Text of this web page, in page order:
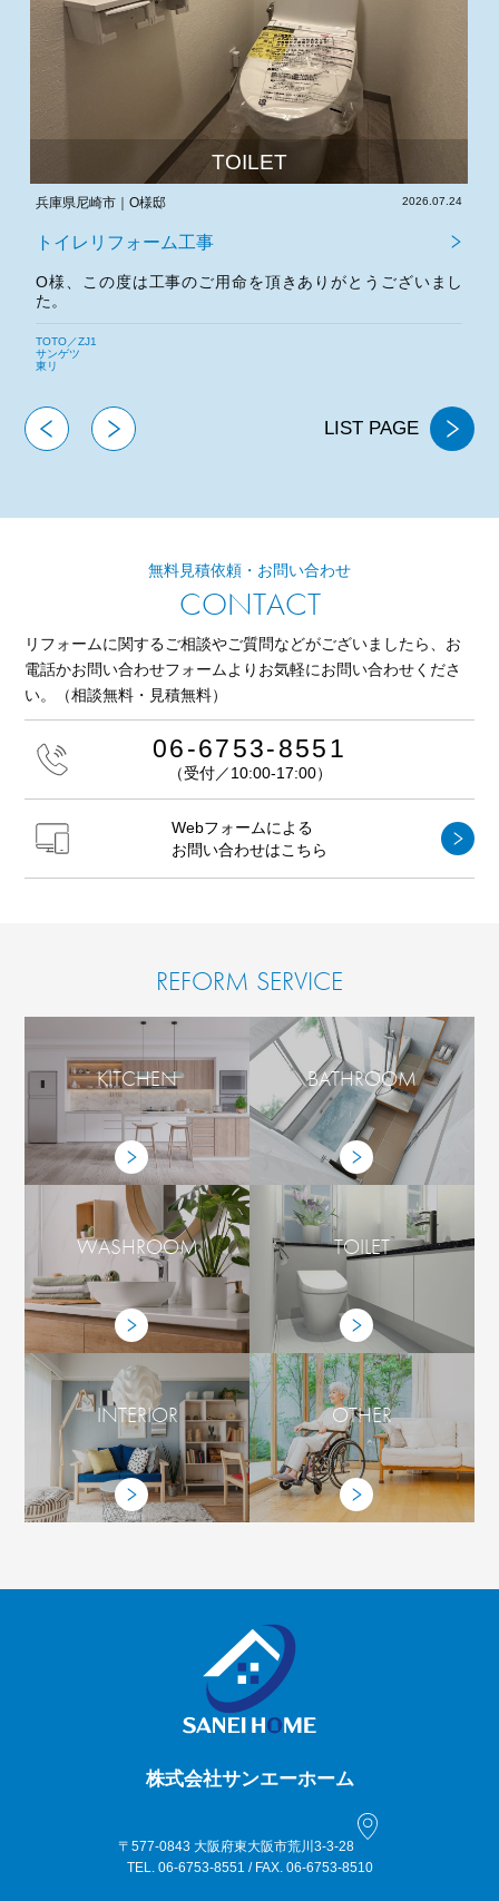
用命を頂きありがとうございまし
大阪府豊中市｜S様邸
トイレリフォーム工事
S様、この度は工事のご用
今後とも宜しくお願いいたし
LIST PAGE
無料見積依頼・お問い合わせ
CONTACT
リフォームに関するご相談やご質問などがございましたら、 お
電話かお問い合わせフォームよりお気軽にお問い合わせくださ
い。
（相談無料・見積無料）
06-6753-8551
（受付／10:00-17:00）
Webフォームによる
お問い合わせはこちら
REFORM SERVICE
KITCHEN BATHROOM
WASHROOM TOILET
INTERIOR OTHER
株式会社サンエーホーム
〒577-0843 大阪府東大阪市荒川3-3-28
TEL. 06-6753-8551 / FAX. 06-6753-8510